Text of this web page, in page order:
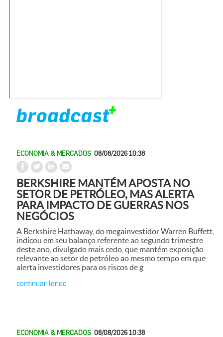
ECONOMIA & MERCADOS 08/08/2026 10:38
BERKSHIRE MANTÉM APOSTA NO
SETOR DE PETRÓLEO, MAS ALERTA
PARA IMPACTO DE GUERRAS NOS
NEGÓCIOS
A Berkshire Hathaway, do megainvestidor Warren Buffett,
indicou em seu balanço referente ao segundo trimestre
deste ano, divulgado mais cedo, que mantém exposição
relevante ao setor de petróleo ao mesmo tempo em que
alerta investidores para os riscos de g
continuar lendo
ECONOMIA & MERCADOS 08/08/2026 10:38